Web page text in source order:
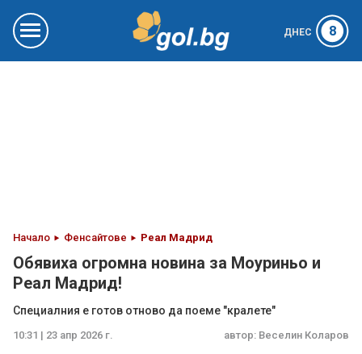
ДНЕС 8
Начало Фенсайтове Реал Мадрид
Обявиха огромна новина за Моуриньо и
Реал Мадрид!
Специалния е готов отново да поеме "кралете"
10:31 | 23 апр 2026 г. автор: Веселин Коларов